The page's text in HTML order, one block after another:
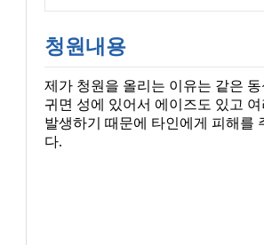
청원내용
제가 청원을 올리는 이유는 같은
귀면 성에 있어서 에이즈도 있고 여
발생하기 때문에 타인에게 피해를
다.